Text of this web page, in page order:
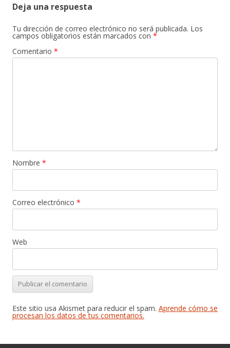
Deja una respuesta
Tu dirección de correo electrónico no será publicada. Los
campos obligatorios están marcados con *
Comentario *
Nombre *
Correo electrónico *
Web
Este sitio usa Akismet para reducir el spam. Aprende cómo se
procesan los datos de tus comentarios.